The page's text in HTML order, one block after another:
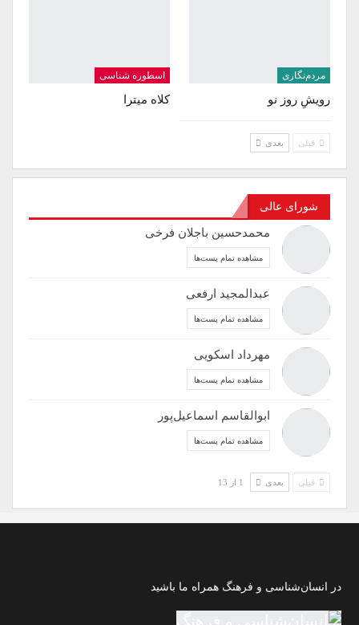
مردم‌نگاری
رویشِ روز نو
اسطوره شناسی
کلاه میترا
قبلی بعدی
شورای عالی
محمدحسین باجلان فرخی
مشاهده تمام پست‌ها
عبدالمجید ارفعی
مشاهده تمام پست‌ها
مهرداد اسکویی
مشاهده تمام پست‌ها
ابوالقاسم اسماعیل‌پور
مشاهده تمام پست‌ها
قبلی بعدی
در انسان‌شناسی و فرهنگ همراه ما باشید